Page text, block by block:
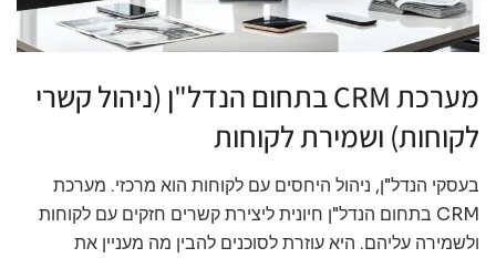
מערכת CRM בתחום הנדל"ן (ניהול קשרי
לקוחות) ושמירת לקוחות
בעסקי הנדל"ן, ניהול היחסים עם לקוחות הוא מרכזי. מערכת
CRM בתחום הנדל"ן חיונית ליצירת קשרים חזקים עם לקוחות
ולשמירה עליהם. היא עוזרת לסוכנים להבין מה מעניין את